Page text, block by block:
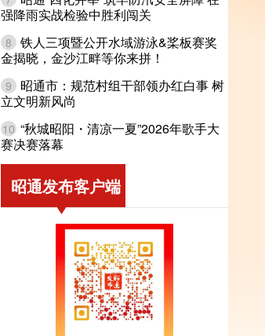
强降雨实战检验中胜利闯关
8 铁人三项暨公开水域游泳&桨板赛奖
金揭晓，金沙江畔等你来拼！
9
昭通市：规范村组干部领办红白事 树
立文明新风尚
10 “秋城昭阳・清凉一夏”2026年歌手大
赛决赛落幕
昭通发布客户端